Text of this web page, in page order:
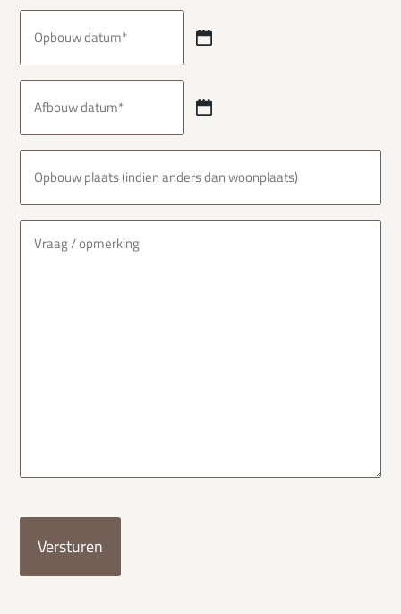
Opbouw
datum
(Vereist)
DD
dash
MM
dash
JJJJ
Afbouw
datum
(Vereist)
DD
dash
MM
dash
JJJJ
Opbouw
plaats
(Vereist)
Vraag/opmerking
(Vereist)